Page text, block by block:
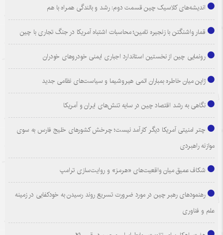
اندیشه‌های کلاسیک چین قسمت دوم: رشد و بالندگی همراه با هم
قمار واشنگتن با زنجیره تامین؛ محاسبات اشتباه آمریکا در جنگ تجاری با چین
رونمایی چین از نخستین استاندارد اجباری ایمنی خودروهای خودران
ژاپن میان خاطره بمباران اتمی هیروشیما و سیاست‌های نظامی جدید
نگاهی به رشد اقتصاد چین در سایه تنش‌های ایران و آمریکا
چتر امنیتی آمریکا دیگر کارآمد نیست؛ چرخش کشورهای خلیج فارس به سوی
موازنه راهبردی
شکاف عمیق میان واقعیت‌های «هرمز» و روایت‌سازی ترامپ
رهنمودهای رهبر چین در مورد ضرورت تسریع روند رسیدن به خودکفایی در زمینه
علم و فناوری